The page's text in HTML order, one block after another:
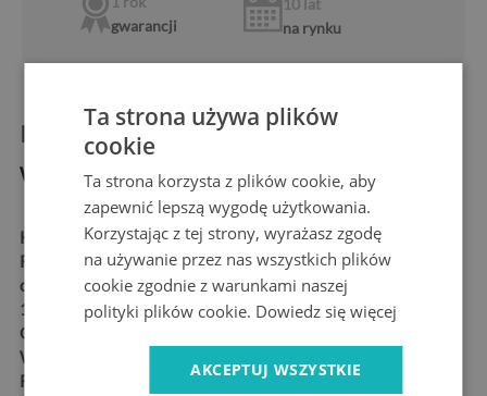
gwarancji
na rynku
Informacje o produkcie:
Wymiary produktu
KSZTAŁT:prostokątny
ROZMIARY:50x50 cm, 60x60 cm, 60x40 cm, 80x60
cm,100x50 cm,
100x70 cm, 120x60 cm, 120x80 cm, 125x50 cm, 140x70 cm
GRUBOŚĆ:
WYKOŃCZENIE:
RODZAJ:
Ta strona używa plików
cookie
Ta strona korzysta z plików cookie, aby
zapewnić lepszą wygodę użytkowania.
Korzystając z tej strony, wyrażasz zgodę
na używanie przez nas wszystkich plików
cookie zgodnie z warunkami naszej
polityki plików cookie. Dowiedz się więcej
AKCEPTUJ WSZYSTKIE